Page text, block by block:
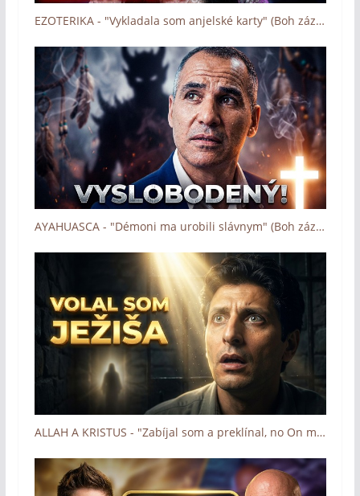
EZOTERIKA - "Vykladala som anjelské karty" (Boh zázrakov - Človek a dotyk Lásky)
AYAHUASCA - "Démoni ma urobili slávnym" (Boh zázrakov - Človek a dotyk Lásky)
ALLAH A KRISTUS - "Zabíjal som a preklínal, no On mi odpustil" (Boh zázrakov - Človek a dotyk Lásky)